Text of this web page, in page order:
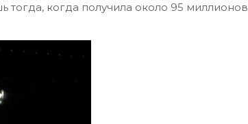
когда получила около 95 миллионов